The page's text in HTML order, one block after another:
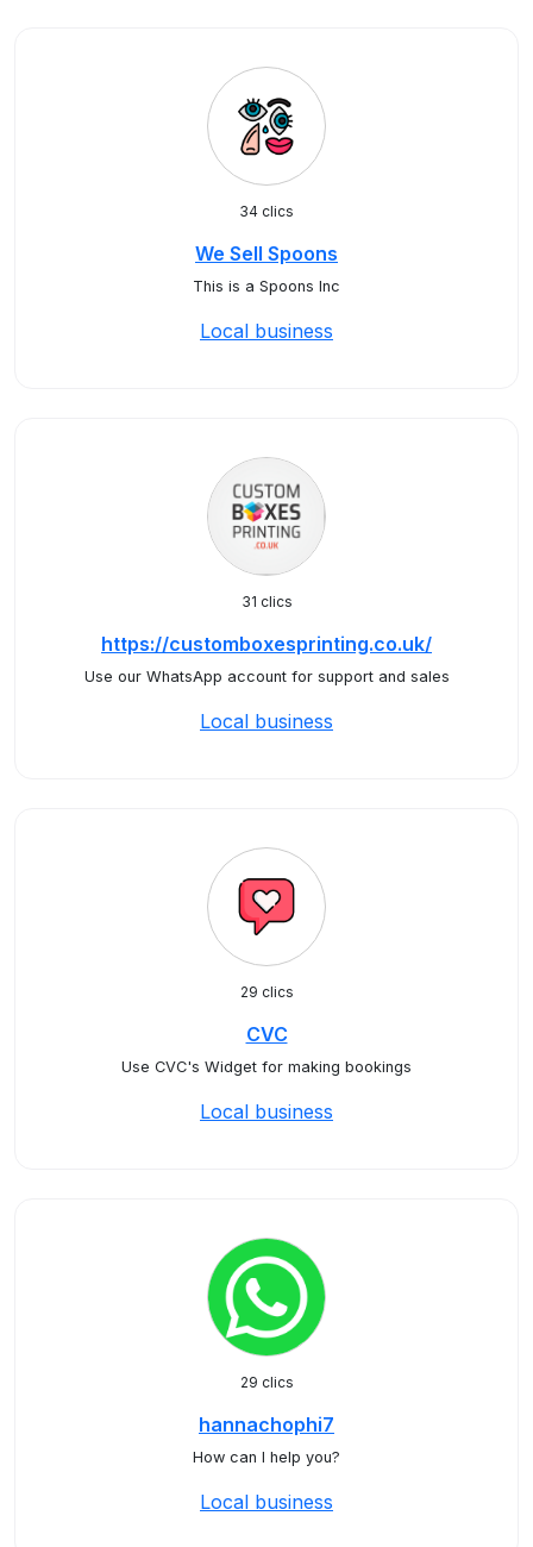
34 clics
We Sell Spoons
This is a Spoons Inc
Local business
31 clics
https://customboxesprinting.co.uk/
Use our WhatsApp account for support and sales
Local business
29 clics
CVC
Use CVC's Widget for making bookings
Local business
29 clics
hannachophi7
How can I help you?
Local business